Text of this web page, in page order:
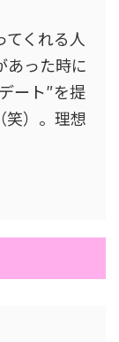
くれる人
あった時に
ート″を提
笑）。理想